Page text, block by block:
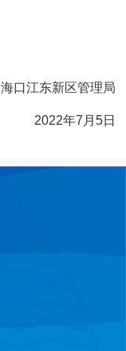
海口江东新区管理局
2022年7月5日